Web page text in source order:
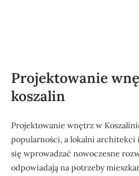
Projektowanie
koszalin
Projektowanie wnętrz w
popularności, a lokalni architekci
się wprowadzać nowoczesne
odpowiadają na potrzeby